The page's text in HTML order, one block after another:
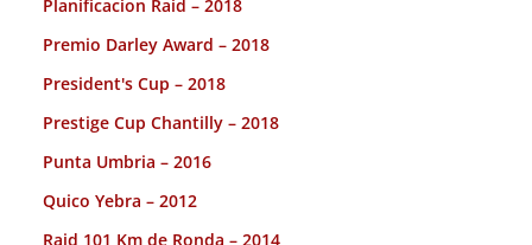
Planificacion Raid – 2018
Premio Darley Award – 2018
President's Cup – 2018
Prestige Cup Chantilly – 2018
Punta Umbria – 2016
Quico Yebra – 2012
Raid 101 Km de Ronda – 2014